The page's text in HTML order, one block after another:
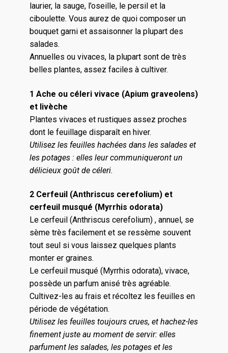
laurier, la sauge, l’oseille, le persil et la
ciboulette. Vous aurez de quoi composer un
bouquet garni et assaisonner la plupart des
salades.
Annuelles ou vivaces, la plupart sont de très
belles plantes, assez faciles à cultiver.
1 Ache ou céleri vivace (Apium graveolens)
et livèche
Plantes vivaces et rustiques assez proches
dont le feuillage disparaît en hiver.
Utilisez les feuilles hachées dans les salades et
les potages : elles leur communiqueront un
délicieux goût de céleri.
2 Cerfeuil (Anthriscus cerefolium) et
cerfeuil musqué (Myrrhis odorata)
Le cerfeuil (Anthriscus cerefolium) , annuel, se
sème très facilement et se ressème souvent
tout seul si vous laissez quelques plants
monter er graines.
Le cerfeuil musqué (Myrrhis odorata), vivace,
possède un parfum anisé très agréable.
Cultivez-les au frais et récoltez les feuilles en
période de végétation.
Utilisez les feuilles toujours crues, et hachez-les
finement juste au moment de servir: elles
parfument les salades, les potages et les